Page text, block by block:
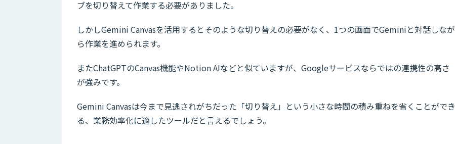
ブを切り替えて作業する必要がありました。
しかしGemini Canvasを活用するとそのような切り替えの必要がなく、1つの画面でGeminiと対話しなが
ら作業を進められます。
またChatGPTのCanvas機能やNotion AIなどと似ていますが、Googleサービスならではの連携性の高さ
が強みです。
Gemini Canvasは今まで見逃されがちだった「切り替え」という小さな時間の積み重ねを省くことができ
る、業務効率化に適したツールだと言えるでしょう。